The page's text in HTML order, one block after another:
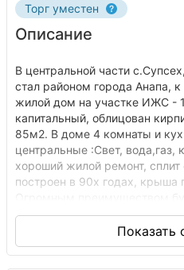
Торг уместен
Описание
В центральной части
стал районом города Анапа,
жилой дом на участке ИЖС -
капитальный, облицован
85м2. В доме 4 комнаты и
центральные :Свет, вода,газ,
хороший жилой ремонт,
построен в 90х годах, крыша
соток, на котором так же
комнаты и кухня), который
гостевой. Также на участке